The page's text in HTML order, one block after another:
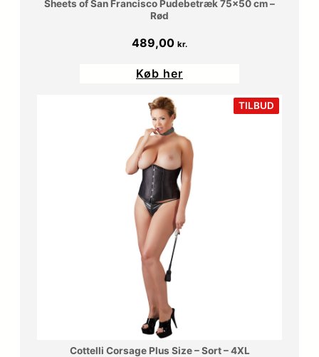
Sheets of San Francisco Pudebetræk 75×50 cm –
Rød
489,00 kr.
Køb her
TILBUD
PÅ
Cottelli Corsage Plus Size – Sort – 4XL